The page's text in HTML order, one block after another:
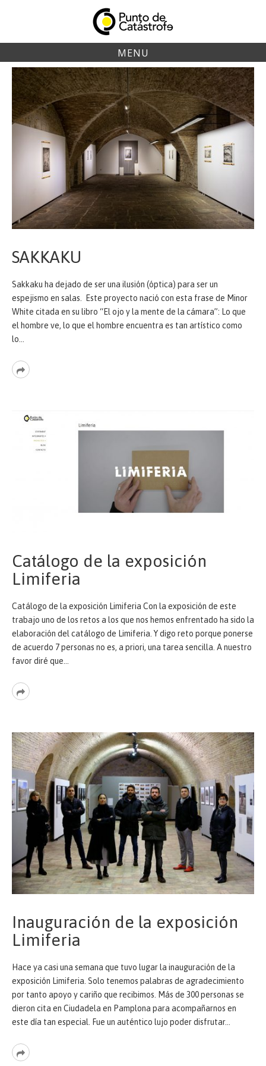
MENU
SAKKAKU
Sakkaku ha dejado de ser una ilusión (óptica) para ser un
espejismo en salas. Este proyecto nació con esta frase de Minor
White citada en su libro “El ojo y la mente de la cámara”: Lo que
el hombre ve, lo que el hombre encuentra es tan artístico como
lo…
Read
Catálogo de la exposición
Limiferia
Catálogo de la exposición Limiferia Con la exposición de este
trabajo uno de los retos a los que nos hemos enfrentado ha sido la
elaboración del catálogo de Limiferia. Y digo reto porque ponerse
de acuerdo 7 personas no es, a priori, una tarea sencilla. A nuestro
favor diré que…
Read
Inauguración de la exposición
Limiferia
Hace ya casi una semana que tuvo lugar la inauguración de la
exposición Limiferia. Solo tenemos palabras de agradecimiento
por tanto apoyo y cariño que recibimos. Más de 300 personas se
dieron cita en Ciudadela en Pamplona para acompañarnos en
este día tan especial. Fue un auténtico lujo poder disfrutar…
Read